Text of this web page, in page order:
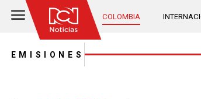
COLOMBIA
EMISIONES